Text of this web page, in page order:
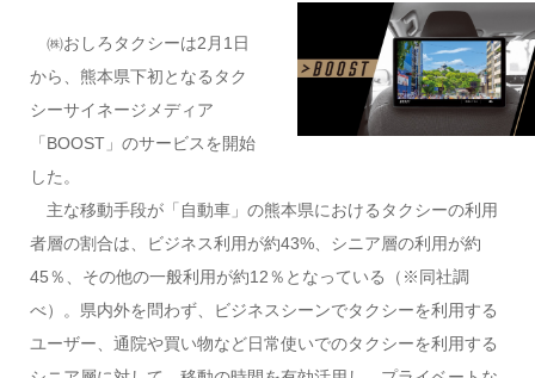
㈱おしろタクシーは2月1日
から、熊本県下初となるタク
シーサイネージメディア
「BOOST」のサービスを開始
した。
主な移動手段が「自動車」の熊本県におけるタクシーの利用
者層の割合は、ビジネス利用が約43%、シニア層の利用が約
45％、その他の一般利用が約12％となっている（※同社調
べ）。 県内外を問わず、ビジネスシーンでタクシーを利用する
ユーザー、通院や買い物など日常使いでのタクシーを利用する